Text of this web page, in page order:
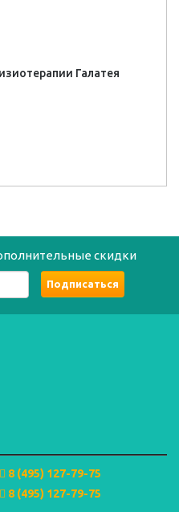
Галатея
скидки
8 (495) 127-79-75
8 (495) 127-79-75